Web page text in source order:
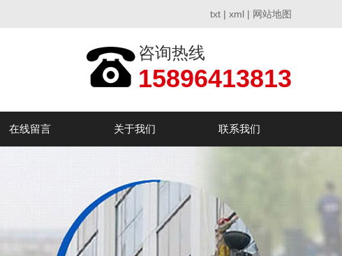
txt | xml | 网站地图
咨询热线
15896413813
在线留言 关于我们 联系我们